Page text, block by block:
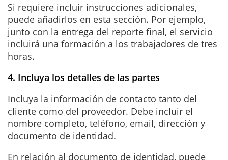
Si requiere incluir instrucciones adicionales,
puede añadirlos en esta sección. Por ejemplo,
junto con la entrega del reporte final, el servicio
incluirá una formación a los trabajadores de tres
horas.
4. Incluya los detalles de las partes
Incluya la información de contacto tanto del
cliente como del proveedor. Debe incluir el
nombre completo, teléfono, email, dirección y
documento de identidad.
En relación al documento de identidad, puede